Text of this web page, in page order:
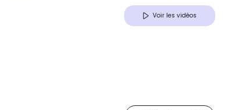
Voir les vidéos